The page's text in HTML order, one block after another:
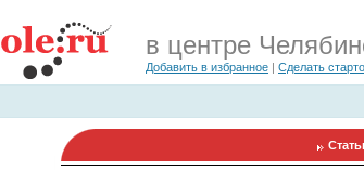
в центре
Добавить в избранное | Сделать